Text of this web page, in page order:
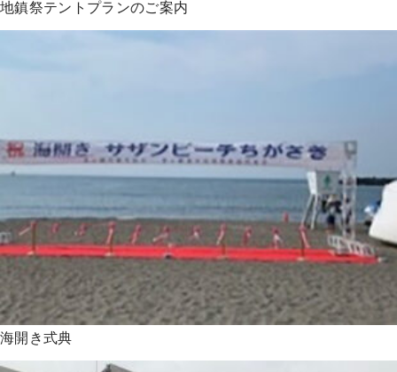
地鎮祭テントプランのご案内
海開き式典